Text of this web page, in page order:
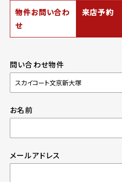
物件お問い合わ
せ
来店予約
問い合わせ物件
お名前
メールアドレス